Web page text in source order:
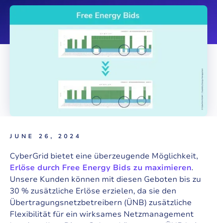
JUNE 26, 2024
CyberGrid bietet eine überzeugende Möglichkeit,
Erlöse durch Free Energy Bids zu maximieren.
Unsere Kunden können mit diesen Geboten bis zu
30 % zusätzliche Erlöse erzielen, da sie den
Übertragungsnetzbetreibern (ÜNB) zusätzliche
Flexibilität für ein wirksames Netzmanagement